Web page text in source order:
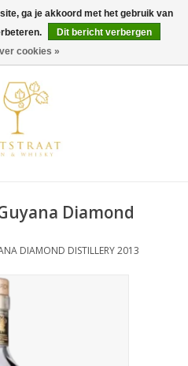
0 Artikelen - €0,00
Diamond
DIAMOND DISTILLERY 2013
ga je akkoord met het gebruik van
Dit bericht verbergen
cookies »